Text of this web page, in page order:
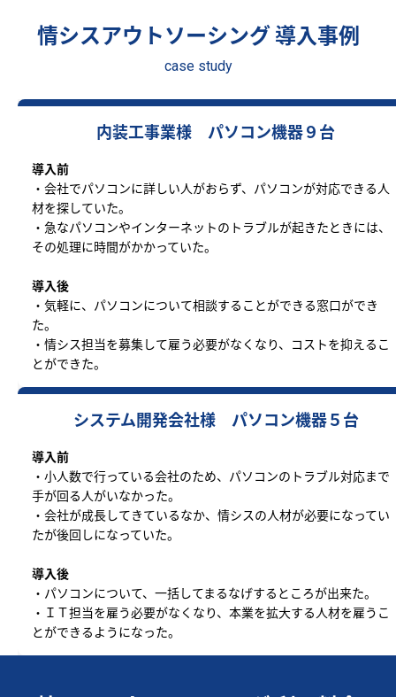
情シスアウトソーシング 導入事例
case study
内装工事業様 パソコン機器９台
導入前
・会社でパソコンに詳しい人がおらず、パソコンが対応できる人
材を探していた。
・急なパソコンやインターネットのトラブルが起きたときには、
その処理に時間がかかっていた。
導入後
・気軽に、パソコンについて相談することができる窓口ができ
た。
・情シス担当を募集して雇う必要がなくなり、コストを抑えるこ
とができた。
システム開発会社様 パソコン機器５台
導入前
・小人数で行っている会社のため、パソコンのトラブル対応まで
手が回る人がいなかった。
・会社が成長してきているなか、情シスの人材が必要になってい
たが後回しになっていた。
導入後
・パソコンについて、一括してまるなげするところが出来た。
・ＩＴ担当を雇う必要がなくなり、本業を拡大する人材を雇うこ
とができるようになった。